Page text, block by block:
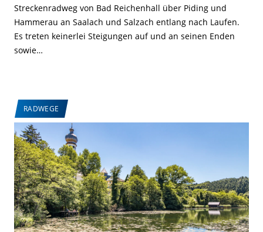
Streckenradweg von Bad Reichenhall über Piding und
Hammerau an Saalach und Salzach entlang nach Laufen.
Es treten keinerlei Steigungen auf und an seinen Enden
sowie…
RADWEGE